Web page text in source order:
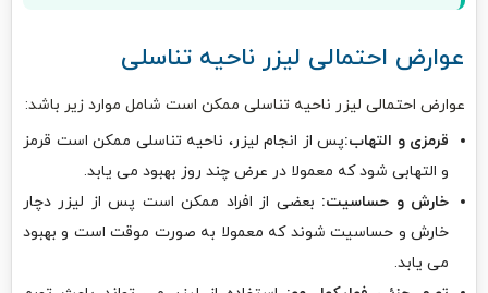
عوارض احتمالی لیزر ناحیه تناسلی
عوارض احتمالی لیزر ناحیه تناسلی ممکن است شامل موارد زیر باشد:
قرمزی و التهاب:پس از انجام لیزر، ناحیه تناسلی ممکن است قرمز
و التهابی شود که معمولا در عرض چند روز بهبود می یابد.
خارش و حساسیت: بعضی از افراد ممکن است پس از لیزر دچار
خارش و حساسیت شوند که معمولا به صورت موقت است و بهبود
می یابد.